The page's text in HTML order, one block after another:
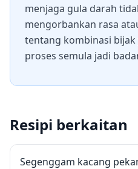
menjaga gula darah
mengorbankan rasa
tentang kombinasi bijak
proses semula jadi
Resipi berkaitan
Segenggam kacang